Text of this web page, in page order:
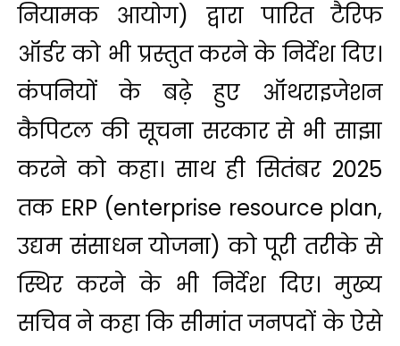
नियामक आयोग) द्वारा पारित टैरिफ
ऑर्डर को भी प्रस्तुत करने के निर्देश दिए।
कंपनियों के बढ़े हुए ऑथराइजेशन
कैपिटल की सूचना सरकार से भी साझा
करने को कहा। साथ ही सितंबर 2025
तक ERP (enterprise resource plan,
उद्यम संसाधन योजना) को पूरी तरीके से
स्थिर करने के भी निर्देश दिए। मुख्य
सचिव ने कहा कि सीमांत जनपदों के ऐसे